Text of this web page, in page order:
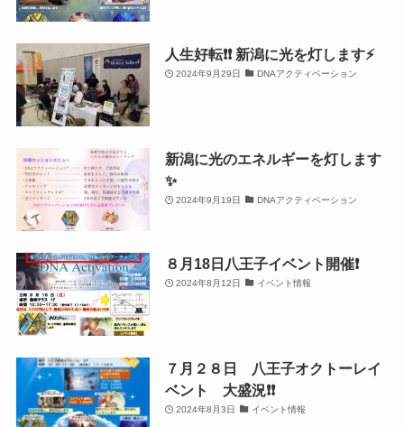
人生好転❗️❗️ 新潟に光を灯します⚡️
2024年9月29日 DNAアクティベーション
新潟に光のエネルギーを灯します
✨
2024年9月19日 DNAアクティベーション
８月18日八王子イベント開催❗️
2024年8月12日 イベント情報
７月２８日 八王子オクトーレイ
ベント 大盛況❗️❗️
2024年8月3日 イベント情報